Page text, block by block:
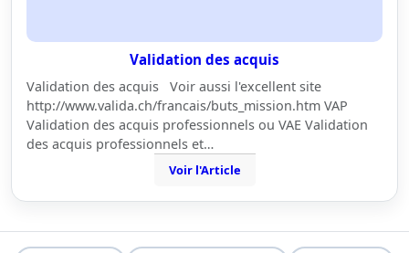
Validation des acquis
Validation des acquis Voir aussi l'excellent site
http://www.valida.ch/francais/buts_mission.htm VAP
Validation des acquis professionnels ou VAE Validation
des acquis professionnels et…
Voir l'Article